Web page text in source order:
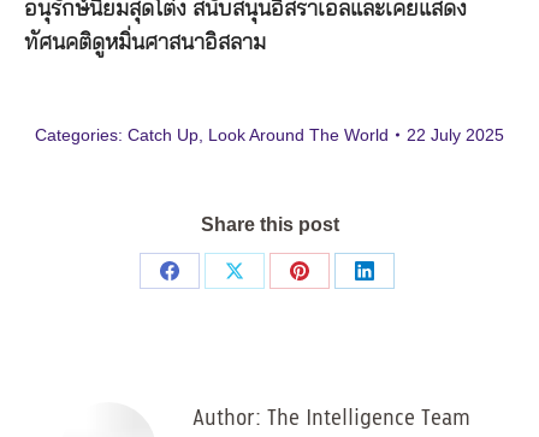
อนุรักษ์นิยมสุดโต่ง สนับสนุนอิสราเอลและเคยแสดง
ทัศนคติดูหมิ่นศาสนาอิสลาม
Categories: Catch Up Look Around The World 22 July 2025
Share this post
Share
Share
Share
Share
Author: The Intelligence Team